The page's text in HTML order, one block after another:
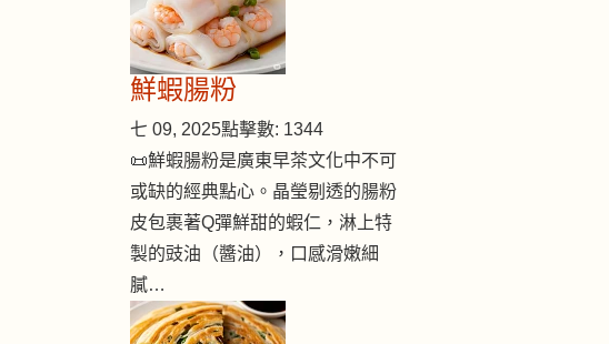
鮮蝦腸粉
七 09, 2025點擊數: 1344
📜鮮蝦腸粉是廣東早茶文化中不可
或缺的經典點心。晶瑩剔透的腸粉
皮包裹著Q彈鮮甜的蝦仁，淋上特
製的豉油（醬油），口感滑嫩細
膩…